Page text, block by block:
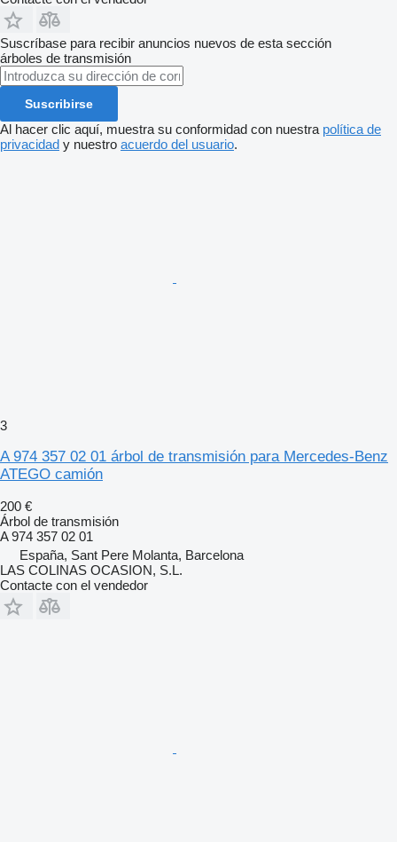
Suscríbase para recibir anuncios nuevos de esta sección
árboles de transmisión
Suscribirse
Al hacer clic aquí, muestra su conformidad con nuestra política de
privacidad y nuestro acuerdo del usuario.
3
A 974 357 02 01 árbol de transmisión para Mercedes-Benz
ATEGO camión
200 €
Árbol de transmisión
A 974 357 02 01
España, Sant Pere Molanta, Barcelona
LAS COLINAS OCASION, S.L.
Contacte con el vendedor